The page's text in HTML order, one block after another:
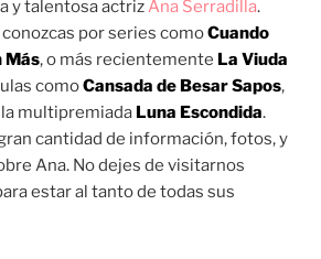
y talentosa actrizAna Serradilla.
por series comoCuando
Más, o más recientemente La Viuda
comoCansada de Besar Sapos,
multipremiada Luna Escondida.
cantidad de información, fotos, y
Ana. No dejes de visitarnos
estar al tanto de todas sus